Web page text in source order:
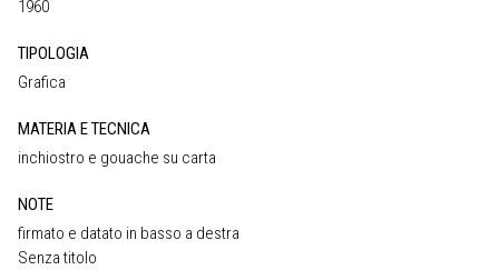
1960
TIPOLOGIA
Grafica
MATERIA E TECNICA
inchiostro e gouache su carta
NOTE
firmato e datato in basso a destra
Senza titolo